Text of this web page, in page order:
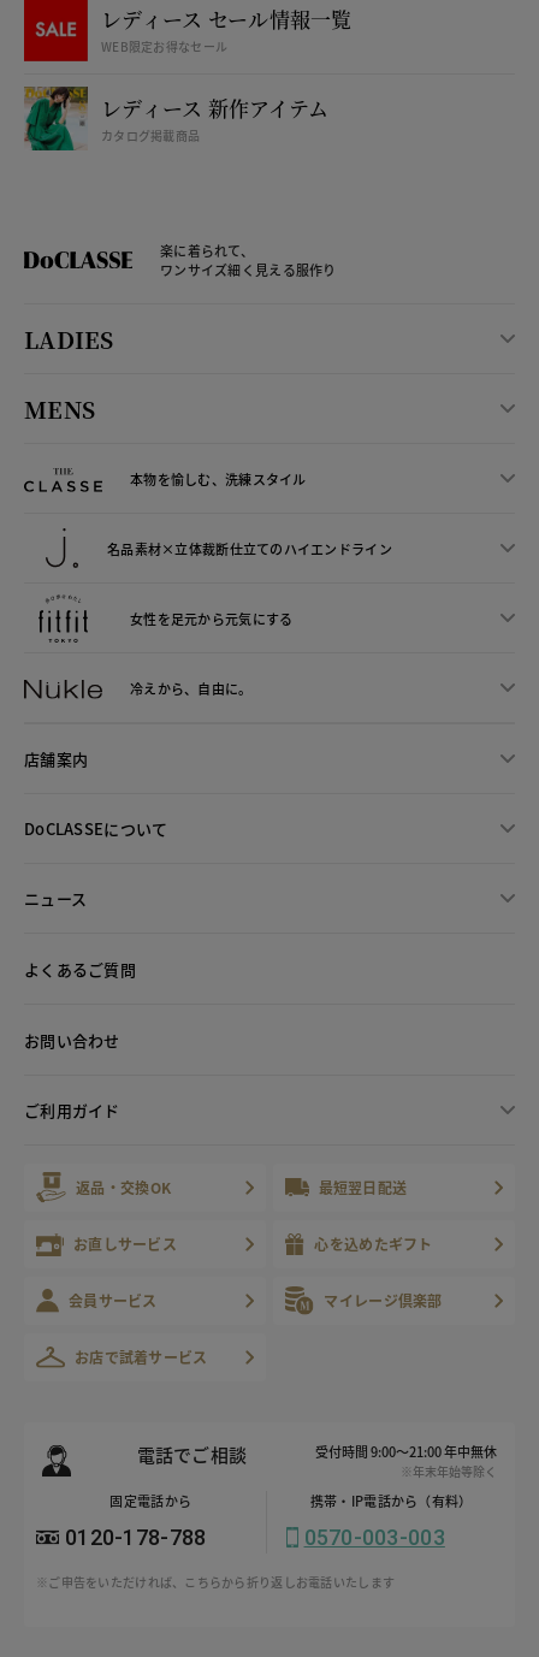
レディース セール情報一覧
WEB限定お得なセール
レディース 新作アイテム
カタログ掲載商品
楽に着られて、
ワンサイズ細く見える服作り
LADIES
MENS
本物を愉しむ、洗練スタイル
名品素材×立体裁断仕立てのハイエンドライン
女性を足元から元気にする
冷えから、 自由に。
店舗案内
DoCLASSEについて
ニュース
よくあるご質問
お問い合わせ
ご利用ガイド
返品・交換OK 最短翌日配送
お直しサービス 心を込めたギフト
会員サービス マイレージ倶楽部
お店で試着サービス
電話でご相談 受付時間 9:00～21:00 年中無休
※年末年始等除く
固定電話から
0120-178-788
携帯・IP電話から（有料）
0570-003-003
※ご申告をいただければ、こちらから折り返しお電話いたします